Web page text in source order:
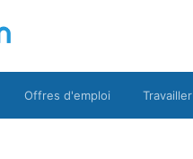
Offres d'emploi Travailler